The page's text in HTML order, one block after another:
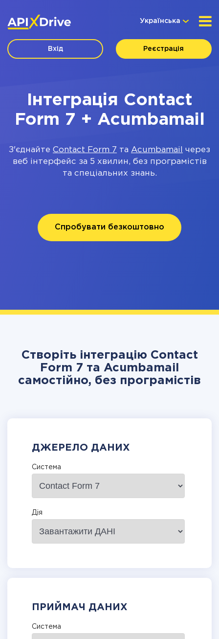
Українська
Вхід Реєстрація
Інтеграція Contact
Form 7 + Acumbamail
З'єднайте Contact Form 7 та Acumbamail
через
веб інтерфейс за 5 хвилин, без програмістів
та спеціальних знань.
Спробувати безкоштовно
Створіть інтеграцію Contact
Form 7 та Acumbamail
самостійно, без програмістів
ДЖЕРЕЛО ДАНИХ
Система
Дія
ПРИЙМАЧ ДАНИХ
Система